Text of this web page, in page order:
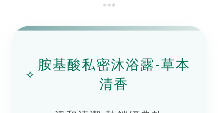
***
⟢
胺基酸私密沐浴露-草本
清香